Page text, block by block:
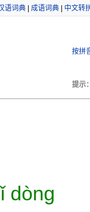
语词典 成语词典 中文转
按拼
提示：
dòng